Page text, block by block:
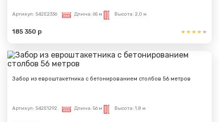
Артикул: S42E2336 Длина: 65 м Высота: 2,0 м
185 350 р
Забор из евроштакетника с бетонированием столбов 56 метров
Артикул: S42E1292 Длина: 56 м Высота: 1,8 м